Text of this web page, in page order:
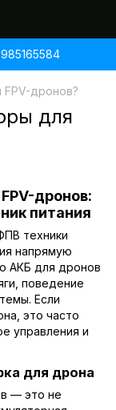
FPV-дронов?
для
дронов:
питания
техники
напрямую
АКБ для дронов
поведение
Если
это часто
управления и
для дрона
— это не